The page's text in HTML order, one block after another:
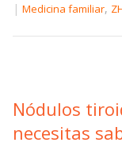
| Medicina familiar,
Nódulos
necesitas